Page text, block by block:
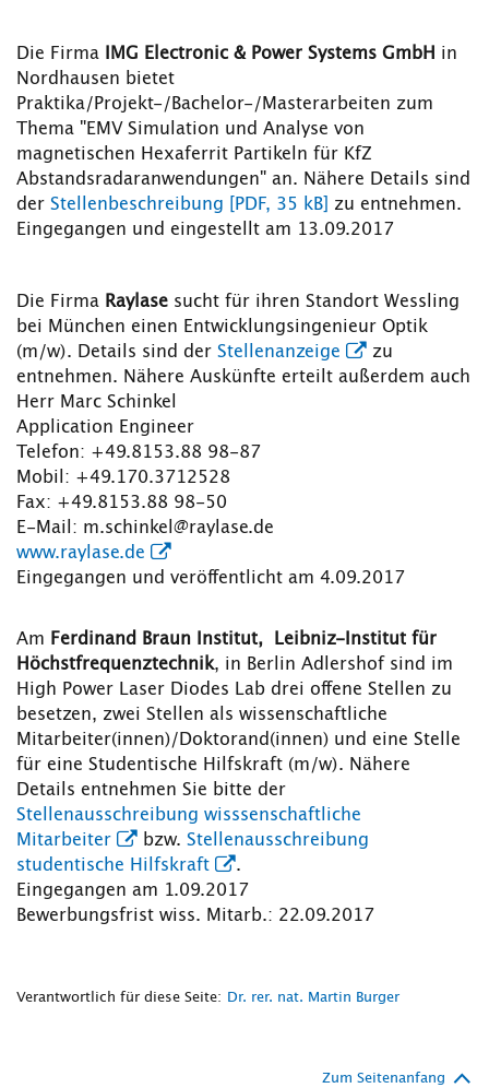
Die Firma IMG Electronic & Power Systems GmbH in
Nordhausen bietet
Praktika/Projekt-/Bachelor-/Masterarbeiten zum
Thema "EMV Simulation und Analyse von
magnetischen Hexaferrit Partikeln für KfZ
Abstandsradaranwendungen" an. Nähere Details sind
der Stellenbeschreibung [PDF, 35 kB]
zu entnehmen.
Eingegangen und eingestellt am 13.09.2017
Die Firma Raylase sucht für ihren Standort Wessling
bei München einen Entwicklungsingenieur Optik
(m/w). Details sind der Stellenanzeige
zu
entnehmen. Nähere Auskünfte erteilt außerdem auch
Herr Marc Schinkel
Application Engineer
Telefon: +49.8153.88 98-87
Mobil: +49.170.3712528
Fax: +49.8153.88 98-50
E-Mail: m.schinkel@raylase.de
www.raylase.de
Eingegangen und veröffentlicht am 4.09.2017
Am Ferdinand Braun Institut, Leibniz-Institut für
Höchstfrequenztechnik, in Berlin Adlershof sind im
High Power Laser Diodes Lab drei offene Stellen zu
besetzen, zwei Stellen als wissenschaftliche
Mitarbeiter(innen)/Doktorand(innen) und eine Stelle
für eine Studentische Hilfskraft (m/w). Nähere
Details entnehmen Sie bitte der
Stellenausschreibung wisssenschaftliche
Mitarbeiter
bzw. Stellenausschreibung
studentische Hilfskraft
.
Eingegangen am 1.09.2017
Bewerbungsfrist wiss. Mitarb.: 22.09.2017
Verantwortlich für diese Seite: Dr. rer. nat. Martin Burger
Zum Seitenanfang